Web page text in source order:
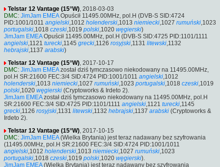
Telstar 12 Vantage (15°W), 2018-03-03
DMC: JimJam EMEAOpuścił 11495.00MHz, pol.H (DVB-S SID:4724
PID:1001/1011 angielski,1012 holenderski,1013 niemiecki,1027 rumuński,1023
portugalski,1018 czeski,1019 polski,1020 węgierski)
JimJam EMEAOpuścił 11495.00MHz, pol.H (DVB-S SID:4725 PID:1101/1111
angielski,1121 turecki,1145 grecki,1126 rosyjski,1131 litewski,1132
hebrajski,1137 arabski)
Telstar 12 Vantage (15°W), 2017-10-17
DMC: JimJam EMEAzostał dziś tymczasowo niekodowany na 11495.00MHz,
pol.H SR:21600 FEC:3/4 SID:4724 PID:1001/1011 angielski,1012
holenderski,1013 niemiecki,1027 rumuński,1023 portugalski,1018 czeski,1019
polski,1020 węgierski (Cryptoworks & Irdeto 2).
JimJam EMEAzostał dziś tymczasowo niekodowany na 11495.00MHz, pol.H
SR:21600 FEC:3/4 SID:4725 PID:1101/1111 angielski,1121 turecki,1145
grecki,1126 rosyjski,1131 litewski,1132 hebrajski,1137 arabski (Cryptoworks &
Irdeto 2).
Telstar 12 Vantage (15°W), 2017-10-15
DMC: JimJam EMEA(Wielka Brytania) jest teraz nadawany bez szyfrowania
(11495.00MHz, pol.H SR:21600 FEC:3/4 SID:4724 PID:1001/1011
angielski,1012 holenderski,1013 niemiecki,1027 rumuński,1023
portugalski,1018 czeski,1019 polski,1020 węgierski).
JimJam EMEA(Wielka Brytania) jest teraz nadawany bez szyfrowania